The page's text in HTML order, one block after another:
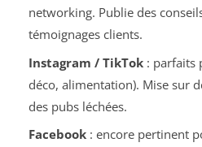
networking. Publie des
témoignages clients.
Instagram / TikTok: parfaits
déco, alimentation). Mise sur
des pubs léchées.
Facebook: encore pertinent